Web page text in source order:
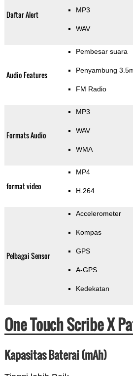
Daftar Alert MP3
WAV
Audio Features
Pembesar suara
Penyambung
FM Radio
Formats Audio
MP3
WAV
WMA
format video
MP4
H.264
Pelbagai Sensor
Accelerometer
Kompas
GPS
A-GPS
Kedekatan
One Touch Scribe X
Kapasitas Baterai (mAh)